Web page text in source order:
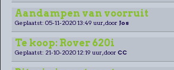
Aandampen van voorruit
Geplaatst: 05-11-2020 13:49 uur, door Jos
Te koop: Rover 620i
Geplaatst: 21-10-2020 12:19 uur, door CC